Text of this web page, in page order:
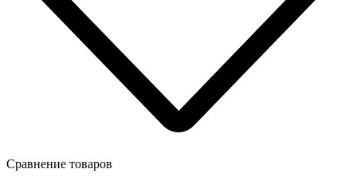
Сравнение товаров